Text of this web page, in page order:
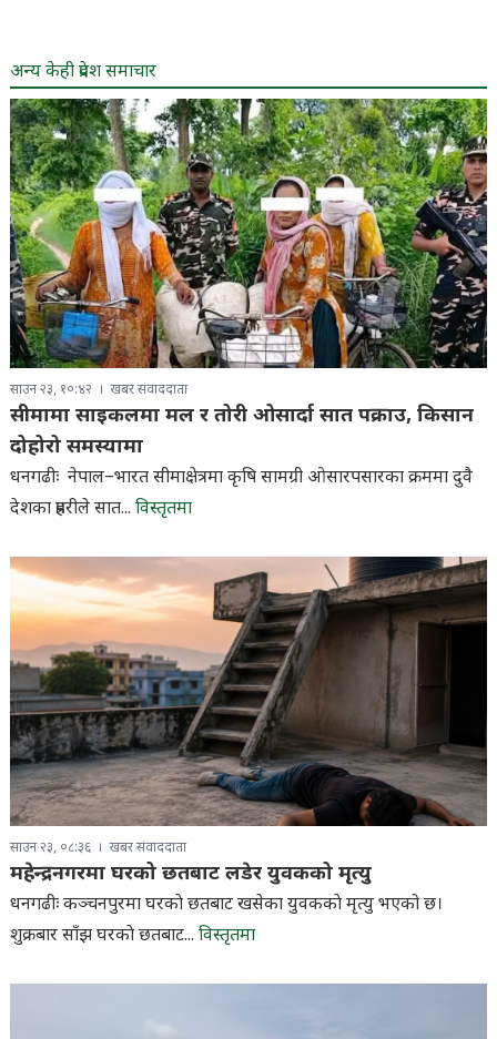
अन्य केही प्रदेश समाचार
साउन २३, १०:४२ खबर संवाददाता
सीमामा साइकलमा मल र तोरी ओसार्दा सात पक्राउ, किसान
दोहोरो समस्यामा
धनगढीः नेपाल–भारत सीमाक्षेत्रमा कृषि सामग्री ओसारपसारका क्रममा दुवै
देशका प्रहरीले सात... विस्तृतमा
साउन २३, ०८:३६ खबर संवाददाता
महेन्द्रनगरमा घरको छतबाट लडेर युवकको मृत्यु
धनगढीः कञ्चनपुरमा घरकाे छतबाट खसेका युवककाे मृत्यु भएको छ।
शुक्रबार साँझ घरकाे छतबाट... विस्तृतमा